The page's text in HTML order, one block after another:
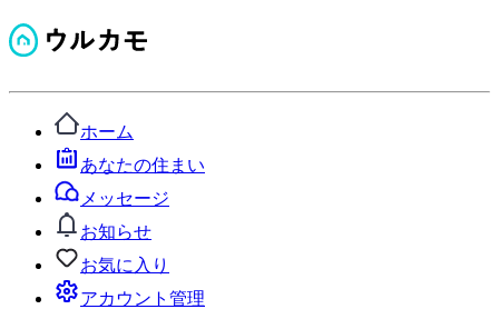
ホーム
あなたの住まい
メッセージ
お知らせ
お気に入り
アカウント管理